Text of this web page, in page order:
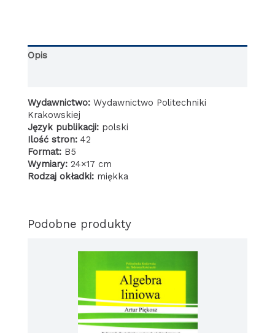
Opis
Wydawnictwo: Wydawnictwo Politechniki
Krakowskiej
Język publikacji: polski
Ilość stron: 42
Format: B5
Wymiary: 24×17 cm
Rodzaj okładki: miękka
Podobne produkty